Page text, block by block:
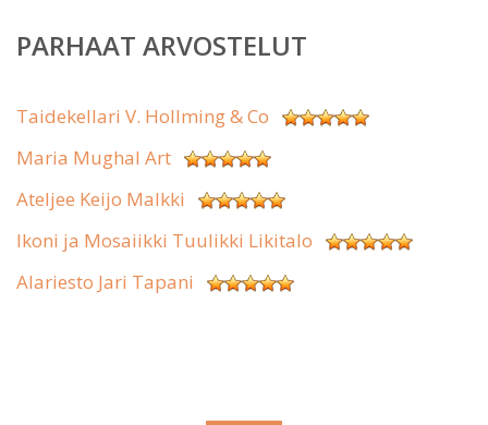
PARHAAT ARVOSTELUT
Taidekellari V. Hollming & Co
Maria Mughal Art
Ateljee Keijo Malkki
Ikoni ja Mosaiikki Tuulikki Likitalo
Alariesto Jari Tapani